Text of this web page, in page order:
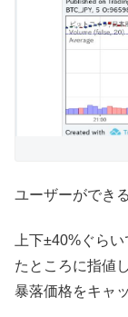
ユーザーができ
上下±40%ぐら
たところに指値
暴落価格をキャ